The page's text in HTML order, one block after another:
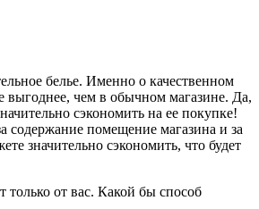
белье. Именно о качественном
выгоднее, чем в обычном магазине. Да,
сэкономить на ее покупке!
содержание помещение магазина и за
значительно сэкономить, что будет
только от вас. Какой бы способ